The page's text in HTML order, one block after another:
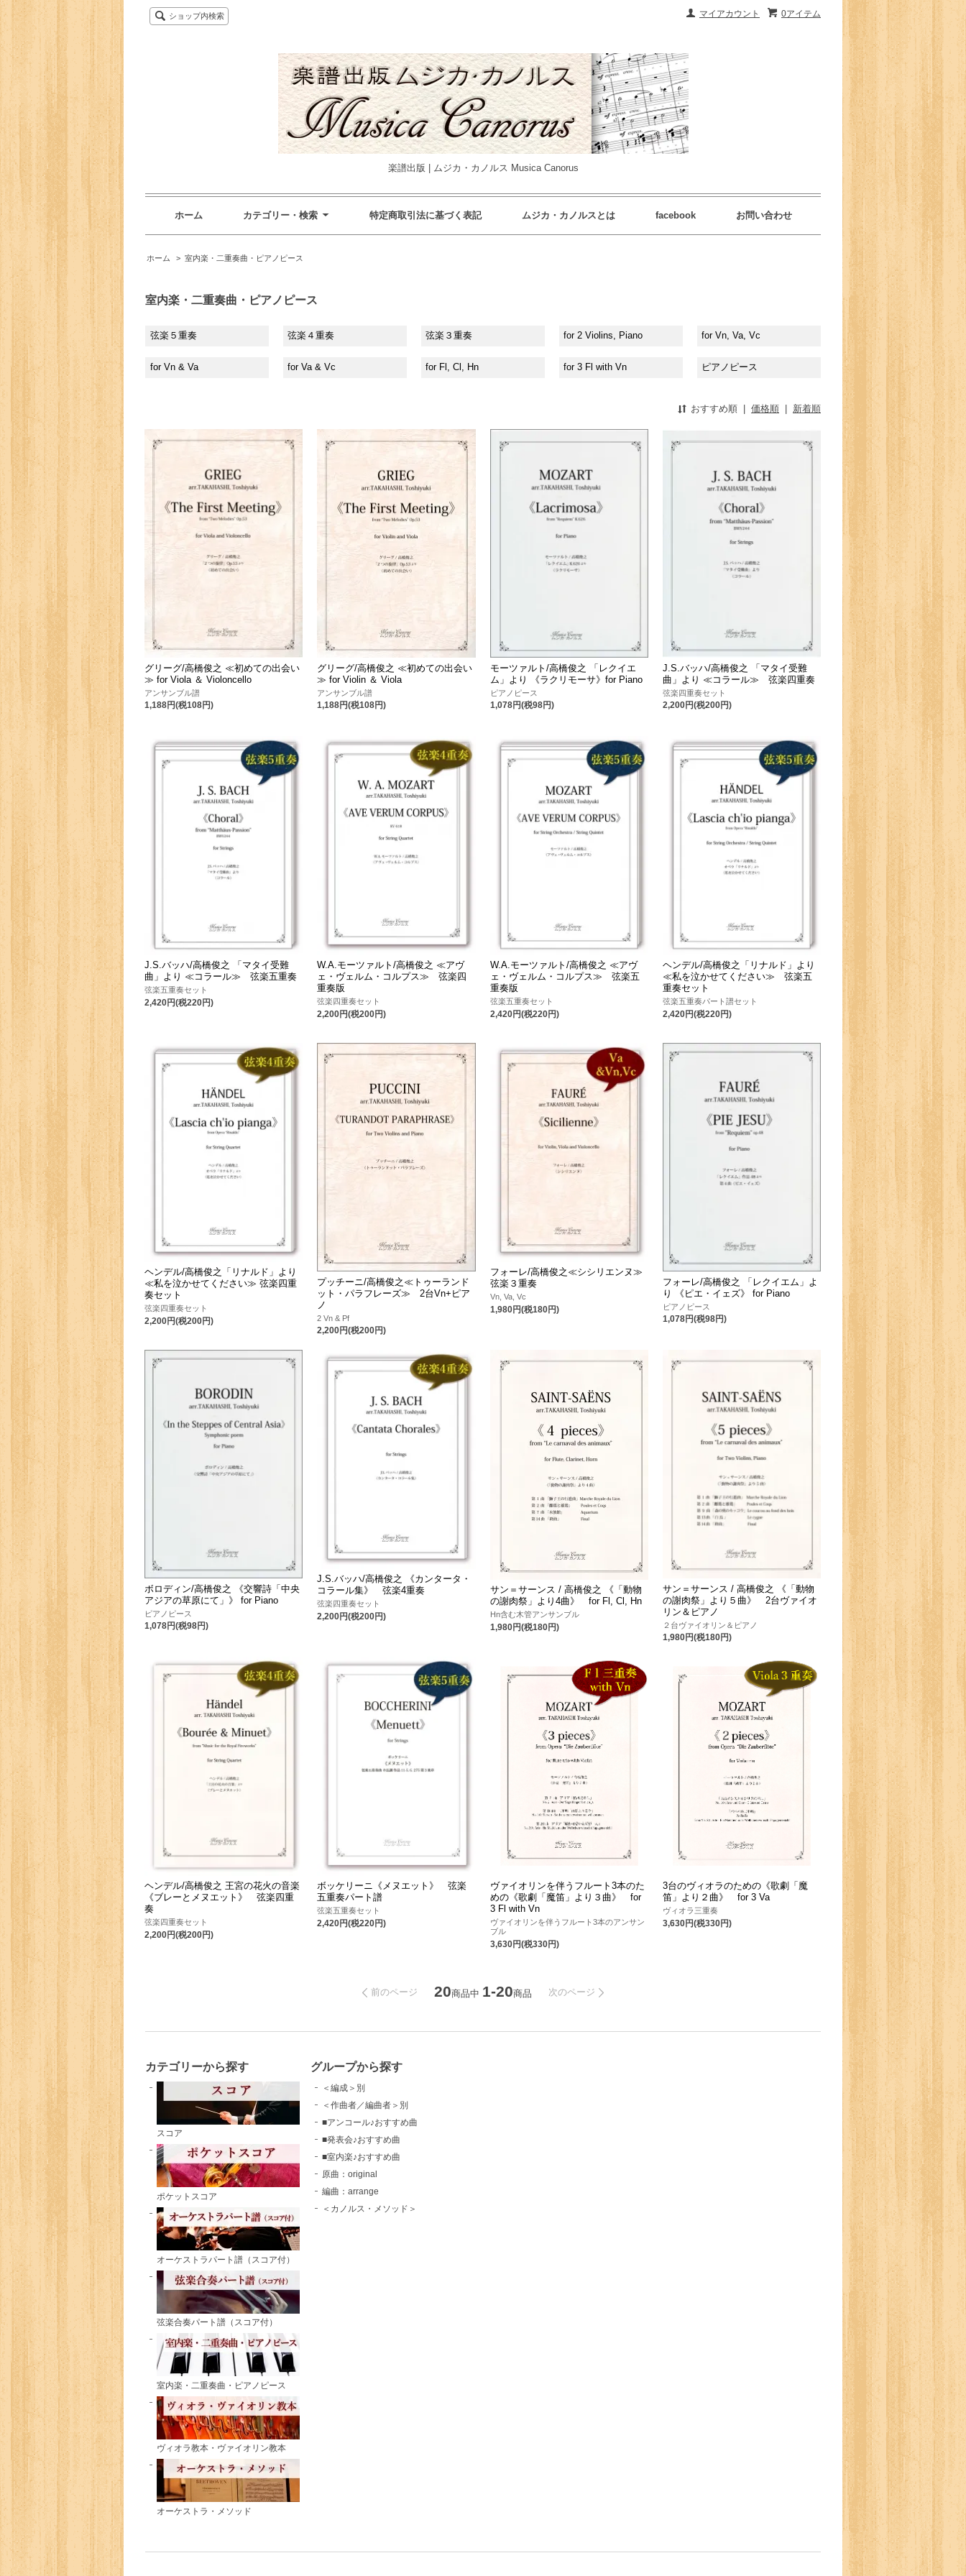
0アイテム
マイアカウント
ショップ内検索
楽譜出版 | ムジカ・カノルス Musica Canorus
ホーム カテゴリー・検索 特定商取引法に基づく表記 ムジカ・カノルスとは facebook お問い合わせ
ホーム > 室内楽・二重奏曲・ピアノピース
室内楽・二重奏曲・ピアノピース
弦楽５重奏 弦楽４重奏 弦楽３重奏 for 2 Violins, Piano for Vn, Va, Vc
for Vn & Va for Va & Vc for Fl, Cl, Hn for 3 Fl with Vn ピアノピース
おすすめ順 | 価格順 | 新着順
グリーグ/高橋俊之 ≪初めての出会い
≫ for Viola ＆ Violoncello
アンサンブル譜
1,188円(税108円)
グリーグ/高橋俊之 ≪初めての出会い
≫ for Violin ＆ Viola
アンサンブル譜
1,188円(税108円)
モーツァルト/高橋俊之 「レクイエ
ム」より 《ラクリモーサ》for Piano
ピアノピース
1,078円(税98円)
J.S.バッハ/高橋俊之 「マタイ受難
曲」より ≪コラール≫ 弦楽四重奏
弦楽四重奏セット
2,200円(税200円)
J.S.バッハ/高橋俊之 「マタイ受難
曲」より ≪コラール≫ 弦楽五重奏
弦楽五重奏セット
2,420円(税220円)
W.A.モーツァルト/高橋俊之 ≪アヴ
ェ・ヴェルム・コルプス≫ 弦楽四
重奏版
弦楽四重奏セット
2,200円(税200円)
W.A.モーツァルト/高橋俊之 ≪アヴ
ェ・ヴェルム・コルプス≫ 弦楽五
重奏版
弦楽五重奏セット
2,420円(税220円)
ヘンデル/高橋俊之「リナルド」より
≪私を泣かせてください≫ 弦楽五
重奏セット
弦楽五重奏パート譜セット
2,420円(税220円)
ヘンデル/高橋俊之「リナルド」より
≪私を泣かせてください≫ 弦楽四重
奏セット
弦楽四重奏セット
2,200円(税200円)
プッチーニ/高橋俊之≪トゥーランド
ット・パラフレーズ≫ 2台Vn+ピア
ノ
2 Vn & Pf
2,200円(税200円)
フォーレ/高橋俊之≪シシリエンヌ≫
弦楽３重奏
Vn, Va, Vc
1,980円(税180円)
フォーレ/高橋俊之 「レクイエム」よ
り 《ピエ・イェズ》 for Piano
ピアノピース
1,078円(税98円)
ボロディン/高橋俊之 《交響詩「中央
アジアの草原にて」》 for Piano
ピアノピース
1,078円(税98円)
J.S.バッハ/高橋俊之 《カンタータ・
コラール集》 弦楽4重奏
弦楽四重奏セット
2,200円(税200円)
サン＝サーンス / 高橋俊之 《「動物
の謝肉祭」より4曲》 for Fl, Cl, Hn
Hn含む木管アンサンブル
1,980円(税180円)
サン＝サーンス / 高橋俊之 《「動物
の謝肉祭」より５曲》 2台ヴァイオ
リン＆ピアノ
２台ヴァイオリン＆ピアノ
1,980円(税180円)
ヘンデル/高橋俊之 王宮の花火の音楽
《ブレーとメヌエット》 弦楽四重
奏
弦楽四重奏セット
2,200円(税200円)
ボッケリーニ《メヌエット》 弦楽
五重奏パート譜
弦楽五重奏セット
2,420円(税220円)
ヴァイオリンを伴うフルート3本のた
めの《歌劇「魔笛」より３曲》 for
3 Fl with Vn
ヴァイオリンを伴うフルート3本のアンサン
ブル
3,630円(税330円)
3台のヴィオラのための《歌劇「魔
笛」より２曲》 for 3 Va
ヴィオラ三重奏
3,630円(税330円)
前のページ 20商品中 1-20商品 次のページ
カテゴリーから探す
スコア
ポケットスコア
オーケストラパート譜（スコア付）
弦楽合奏パート譜（スコア付）
室内楽・二重奏曲・ピアノピース
ヴィオラ教本・ヴァイオリン教本
オーケストラ・メソッド
グループから探す
＜編成＞別
＜作曲者／編曲者＞別
■アンコール♪おすすめ曲
■発表会♪おすすめ曲
■室内楽♪おすすめ曲
原曲：original
編曲：arrange
＜カノルス・メソッド＞